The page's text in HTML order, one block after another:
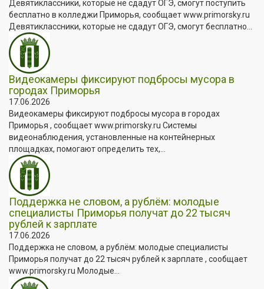
Девятиклассники, которые не сдадут ОГЭ, смогут поступить
бесплатно в колледжи Приморья, сообщает www.primorsky.ru
Девятиклассники, которые не сдадут ОГЭ, смогут бесплатно...
Видеокамеры фиксируют подбросы мусора в
городах Приморья
17.06.2026
Видеокамеры фиксируют подбросы мусора в городах
Приморья , сообщает www.primorsky.ru Системы
видеонаблюдения, установленные на контейнерных
площадках, помогают определить тех,...
Поддержка не словом, а рублём: молодые
специалисты Приморья получат до 22 тысяч
рублей к зарплате
17.06.2026
Поддержка не словом, а рублём: молодые специалисты
Приморья получат до 22 тысяч рублей к зарплате , сообщает
www.primorsky.ru Молодые...